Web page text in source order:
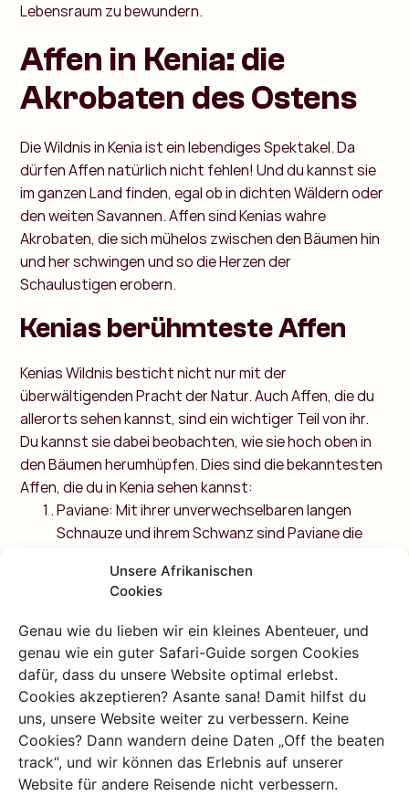
Unsere Afrikanischen
Cookies
Genau wie du lieben wir ein kleines Abenteuer, und
genau wie ein guter Safari-Guide sorgen Cookies
dafür, dass du unsere Website optimal erlebst.
Cookies akzeptieren? Asante sana! Damit hilfst du
uns, unsere Website weiter zu verbessern. Keine
Cookies? Dann wandern deine Daten „Off the beaten
track“, und wir können das Erlebnis auf unserer
Website für andere Reisende nicht verbessern.
Lebensraum zu bewundern.
Affen in Kenia: die
Akrobaten des Ostens
Die Wildnis in Kenia ist ein lebendiges Spektakel. Da
dürfen Affen natürlich nicht fehlen! Und du kannst sie
im ganzen Land finden, egal ob in dichten Wäldern oder
den weiten Savannen. Affen sind Kenias wahre
Akrobaten, die sich mühelos zwischen den Bäumen hin
und her schwingen und so die Herzen der
Schaulustigen erobern.
Kenias berühmteste Affen
Kenias Wildnis besticht nicht nur mit der
überwältigenden Pracht der Natur. Auch Affen, die du
allerorts sehen kannst, sind ein wichtiger Teil von ihr.
Du kannst sie dabei beobachten, wie sie hoch oben in
den Bäumen herumhüpfen. Dies sind die bekanntesten
Affen, die du in Kenia sehen kannst:
Paviane: Mit ihrer unverwechselbaren langen
Schnauze und ihrem Schwanz sind Paviane die
nächsten Streich.
Colobus-Affen: Diese schwarz-weißen
Flauschbälle bringen Eleganz in die Baumkronen,
wenn sie die Welt von oben betrachten.
Zwerg-Galagos: Diese kleinen Nachteulen, auch
Buschbabys genannt, erwecken die Nacht mit
ihren großen Augen und ihrer liebenswerten
Präsenz zum Leben.
Mangabey-Affen: Mit ihrem flauschigen Fell und
ihrem neugierigen Blick verleihen Mangabey-Affen